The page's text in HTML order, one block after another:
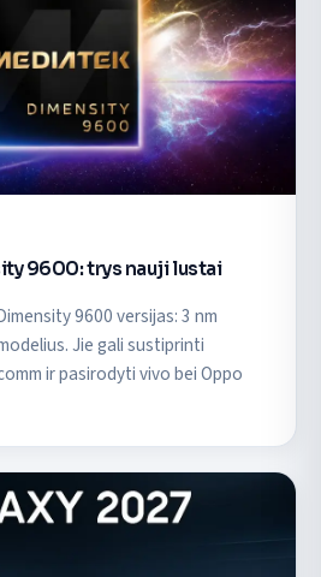
9600: trys nauji lustai
9600 versijas: 3 nm
Jie gali sustiprinti
ir pasirodyti vivo bei Oppo